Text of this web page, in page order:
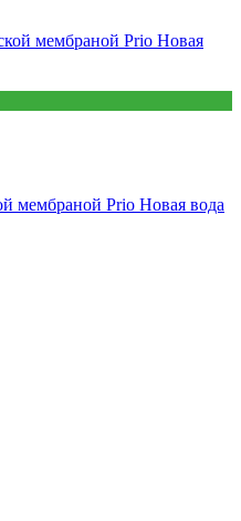
мембраной Prio Новая вода